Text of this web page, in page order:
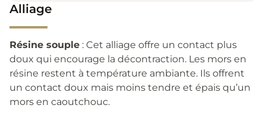
Alliage
Résine souple : Cet alliage offre un contact plus
doux qui encourage la décontraction. Les mors en
résine restent à température ambiante. Ils offrent
un contact doux mais moins tendre et épais qu’un
mors en caoutchouc.